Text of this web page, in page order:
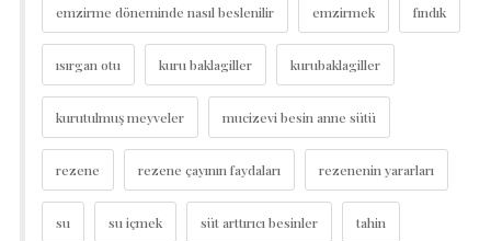
emzirme döneminde nasıl beslenilir emzirmek fındık
ısırgan otu kuru baklagiller kurubaklagiller
kurutulmuş meyveler mucizevi besin anne sütü
rezene rezene çayının faydaları rezenenin yararları
su su içmek süt arttırıcı besinler tahin